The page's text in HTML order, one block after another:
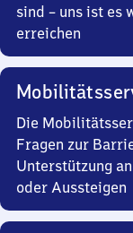
sind – uns ist es
erreichen
Die
Fragen zur
Unterstützung
oder Aussteigen